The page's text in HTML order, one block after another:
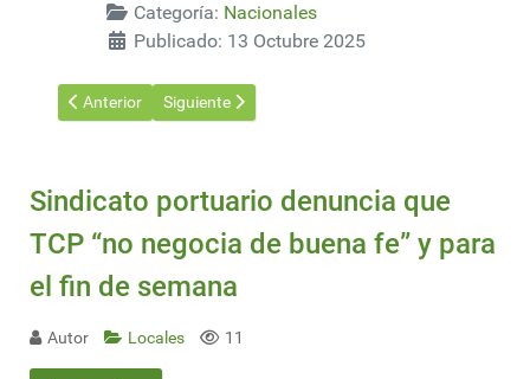
Categoría: Nacionales
Publicado: 13 Octubre 2025
Artículo anterior: Imesi a los plaguicidas: lo conceptual, las
Anterior Artículo siguiente: Cardoban y el Ejército
Siguiente
Sindicato portuario denuncia que
TCP “no negocia de buena fe” y para
el fin de semana
Autor Locales 11